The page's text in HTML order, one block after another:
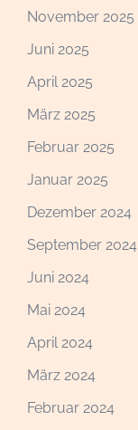
November 2025
Juni 2025
April 2025
März 2025
Februar 2025
Januar 2025
Dezember 2024
September 2024
Juni 2024
Mai 2024
April 2024
März 2024
Februar 2024